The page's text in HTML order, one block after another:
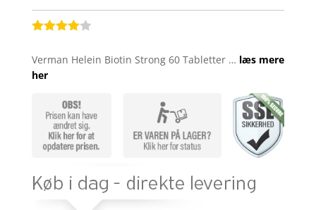
ud af 5
baseret
ømmelse
Verman Helein Biotin Strong 60 Tabletter … læs mere
her